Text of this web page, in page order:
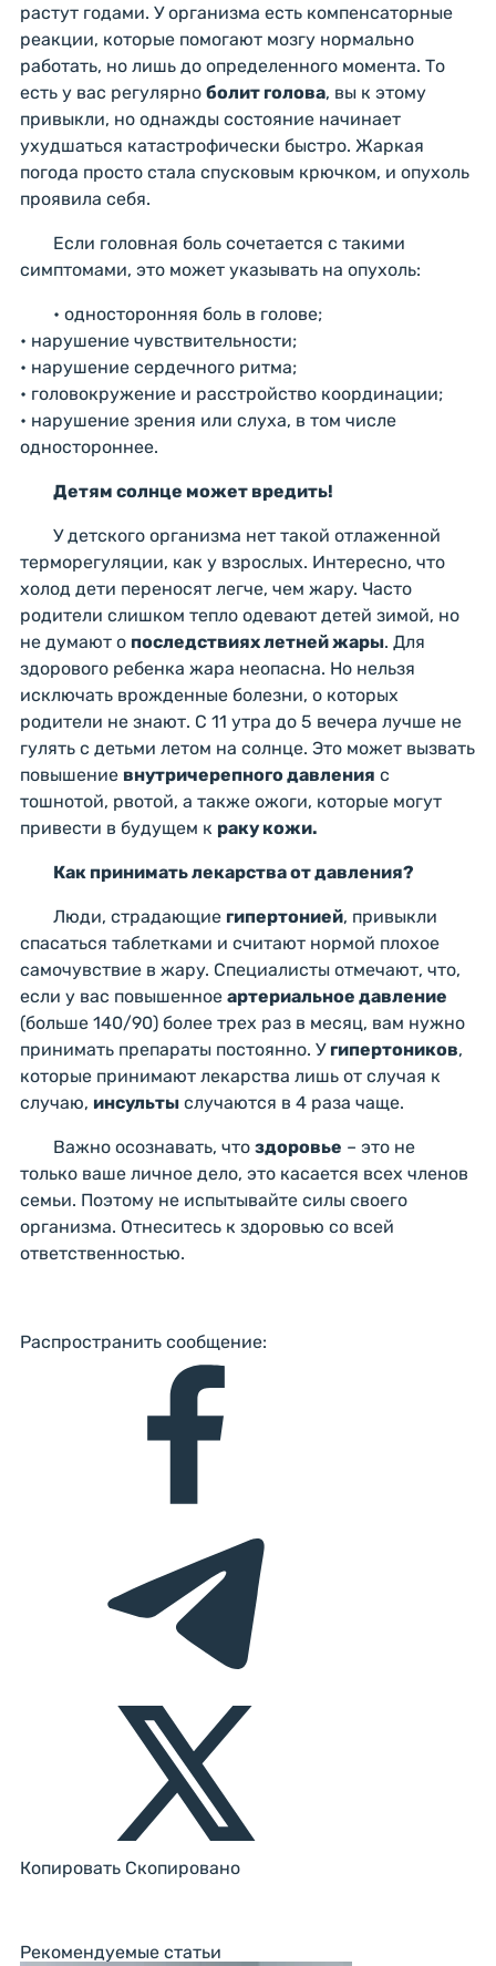
растут годами. У организма есть компенсаторные
реакции, которые помогают мозгу нормально
работать, но лишь до определенного момента. То
есть у вас регулярно болит голова, вы к этому
привыкли, но однажды состояние начинает
ухудшаться катастрофически быстро. Жаркая
погода просто стала спусковым крючком, и опухоль
проявила себя.
Если головная боль сочетается с такими
симптомами, это может указывать на опухоль:
• односторонняя боль в голове;
• нарушение чувствительности;
• нарушение сердечного ритма;
• головокружение и расстройство координации;
• нарушение зрения или слуха, в том числе
одностороннее.
Детям солнце может вредить!
У детского организма нет такой отлаженной
терморегуляции, как у взрослых. Интересно, что
холод дети переносят легче, чем жару. Часто
родители слишком тепло одевают детей зимой, но
не думают о последствиях летней жары. Для
здорового ребенка жара неопасна. Но нельзя
исключать врожденные болезни, о которых
родители не знают. С 11 утра до 5 вечера лучше не
гулять с детьми летом на солнце. Это может вызвать
повышение внутричерепного давления с
тошнотой, рвотой, а также ожоги, которые могут
привести в будущем к раку кожи.
Как принимать лекарства от давления?
Люди, страдающие гипертонией, привыкли
спасаться таблетками и считают нормой плохое
самочувствие в жару. Специалисты отмечают, что,
если у вас повышенное артериальное давление
(больше 140/90) более трех раз в месяц, вам нужно
принимать препараты постоянно. У гипертоников,
которые принимают лекарства лишь от случая к
случаю, инсульты случаются в 4 раза чаще.
Важно осознавать, что здоровье – это не
только ваше личное дело, это касается всех членов
семьи. Поэтому не испытывайте силы своего
организма. Отнеситесь к здоровью со всей
ответственностью.
Распространить сообщение:
Копировать Скопировано
Рекомендуемые статьи